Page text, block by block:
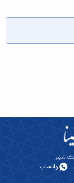
واتساپ